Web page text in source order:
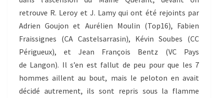
retrouve R. Leroy et J. Lamy qui ont été rejoints par
Adrien Goujon et Aurélien Moulin (Top16), Fabien
Fraissignes (CA Castelsarrasin), Kévin Soubes (CC
Périgueux), et Jean François Bentz (VC Pays
de Langon). Il s’en est fallut de peu pour que les 7
hommes aillent au bout, mais le peloton en avait
décidé autrement, ils sont repris sous la flamme